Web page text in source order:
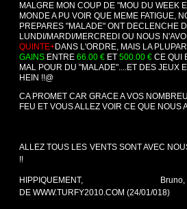
MALGRE MON COUP DE "MOU DU WEEK
MONDE A PU VOIR QUE MEME FATIGUE,
PREPARES "MALADE" ONT DECLENCHE
LUNDI/MARDI/MERCREDI OU NOUS
QUINTE+DANS L'ORDRE, MAIS LA
GAINS ENTRE 66.00 € ET 500.00 € CE QUI
MAL POUR DU "MALADE"....ET DES JEUX
HEIN !!@
CA PROMET CAR GRACE A VOS
FEU ET VOUS ALLEZ VOIR CE QUE NOUS
ALLEZ TOUS LES VENTS SONT AVEC
!!
HIPPIQUEMENT,
DE WWW.TURFY2010.COM (24/01/018)